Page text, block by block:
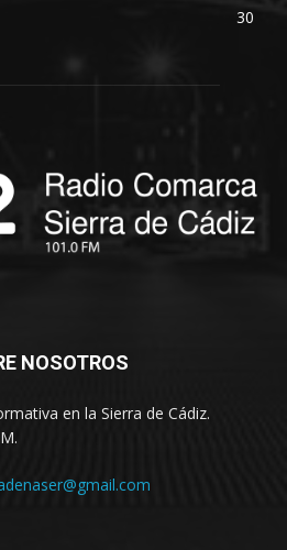
30
NOSOTROS
en la Sierra de Cádiz.